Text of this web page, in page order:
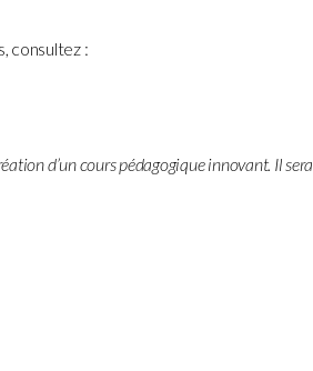
consultez :
d’un cours pédagogique innovant. Il sera